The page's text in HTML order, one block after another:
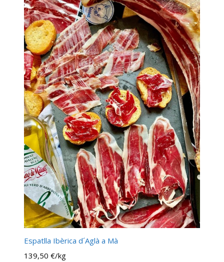
Espatlla Ibèrica d´Aglà a Mà
139,50 €/kg